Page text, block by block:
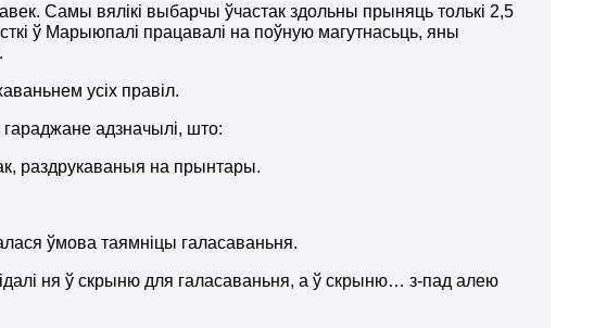
Самы вялікі выбарчы ўчастак здольны прыняць толькі 2,5
ў Марыюпалі працавалі на поўную магутнасьць, яны
усіх правіл.
адзначылі, што:
раздрукаваныя на прынтары.
ўмова таямніцы галасаваньня.
ня ў скрыню для галасаваньня, а ў скрыню… з-пад алею